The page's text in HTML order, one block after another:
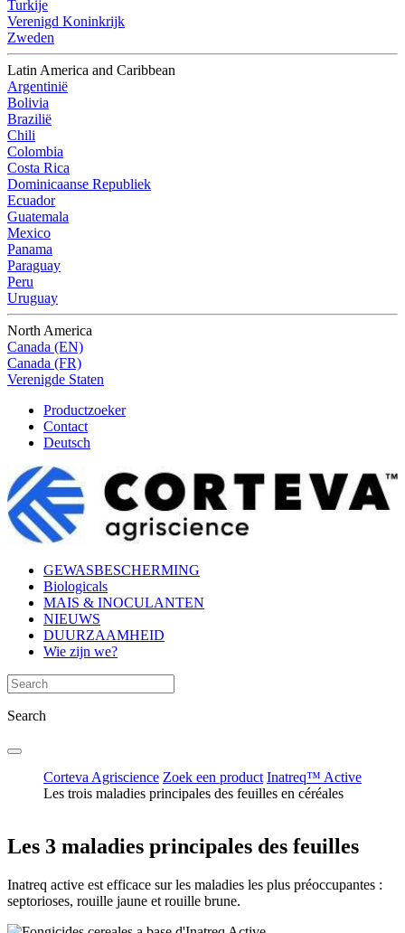
Turkije
Verenigd Koninkrijk
Zweden
Latin America and Caribbean
Argentinië
Bolivia
Brazilië
Chili
Colombia
Costa Rica
Dominicaanse Republiek
Ecuador
Guatemala
Mexico
Panama
Paraguay
Peru
Uruguay
North America
Canada (EN)
Canada (FR)
Verenigde Staten
Productzoeker
Contact
Deutsch
GEWASBESCHERMING
Biologicals
MAIS & INOCULANTEN
NIEUWS
DUURZAAMHEID
Wie zijn we?
Search
Corteva Agriscience Zoek een product Inatreq™ Active
Les trois maladies principales des feuilles en céréales
Les 3 maladies principales des feuilles
Inatreq active est efficace sur les maladies les plus préoccupantes :
septorioses, rouille jaune et rouille brune.